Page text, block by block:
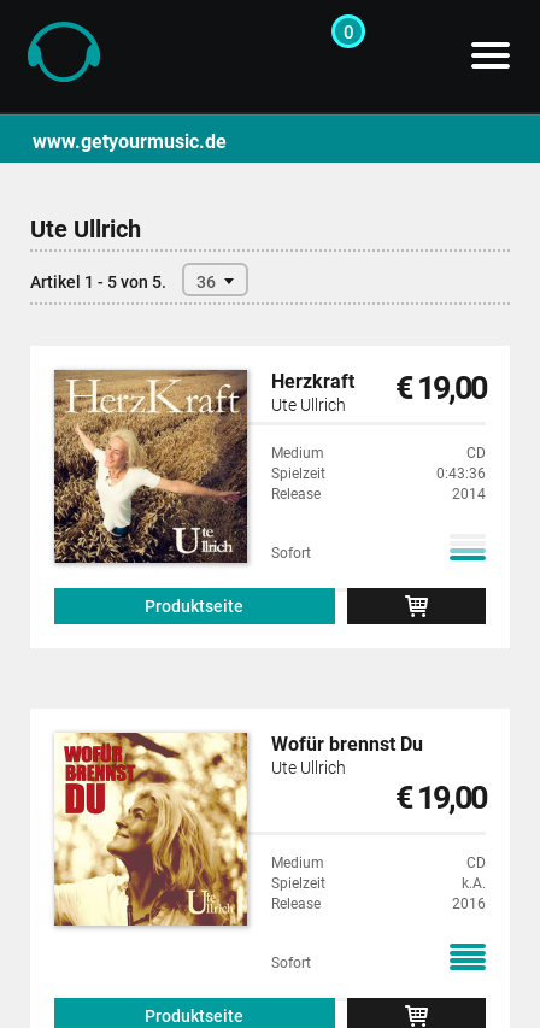
0
www.getyourmusic.de
Ute Ullrich
Artikel 1 - 5 von 5. 36
Herzkraft
Ute Ullrich € 19,00
Medium
CD
Spielzeit
0:43:36
Release
2014
Sofort
Produktseite
Wofür brennst Du
Ute Ullrich
€ 19,00
Medium
CD
Spielzeit
k.A.
Release
2016
Sofort
Produktseite